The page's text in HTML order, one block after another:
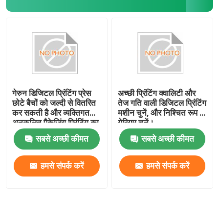
गेरुन डिजिटल प्रिंटिंग प्रेस
छोटे बैचों को जल्दी से वितरित
कर सकती है और व्यक्तिगत
अनुकूलित पैकेजिंग प्रिंटिंग का
समर्थन कर सकती है
सबसे अच्छी कीमत
हमसे संपर्क करें
अच्छी प्रिंटिंग क्वालिटी और
तेज गति वाली डिजिटल प्रिंटिंग
मशीन चुनें, और निश्चित रूप से
गेरियम चुनें।
सबसे अच्छी कीमत
हमसे संपर्क करें